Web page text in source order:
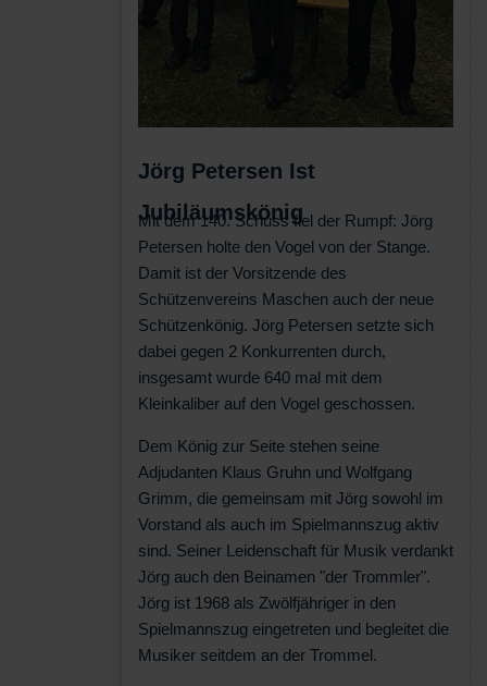
Jörg Petersen Ist
Jubiläumskönig
Mit dem 140. Schuss fiel der Rumpf: Jörg
Petersen holte den Vogel von der Stange.
Damit ist der Vorsitzende des
Schützenvereins Maschen auch der neue
Schützenkönig. Jörg Petersen setzte sich
dabei gegen 2 Konkurrenten durch,
insgesamt wurde 640 mal mit dem
Kleinkaliber auf den Vogel geschossen.
Dem König zur Seite stehen seine
Adjudanten Klaus Gruhn und Wolfgang
Grimm, die gemeinsam mit Jörg sowohl im
Vorstand als auch im Spielmannszug aktiv
sind. Seiner Leidenschaft für Musik verdankt
Jörg auch den Beinamen "der Trommler".
Jörg ist 1968 als Zwölfjähriger in den
Spielmannszug eingetreten und begleitet die
Musiker seitdem an der Trommel.